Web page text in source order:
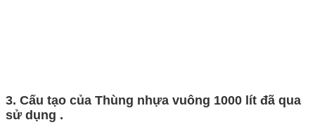
3. Cấu tạo của Thùng nhựa vuông 1000 lít đã qua
sử dụng .